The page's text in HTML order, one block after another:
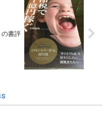
の書評